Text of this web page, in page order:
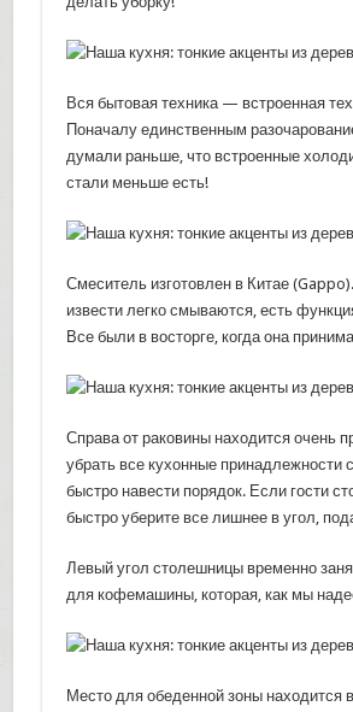
Вся бытовая техника — встроенная
Поначалу единственным
думали раньше, что встроенные
стали меньше есть!
Смеситель изготовлен в Китае
извести легко смываются, есть
Все были в восторге, когда она
Справа от раковины находится очень
убрать все кухонные принадлежности
быстро навести порядок. Если гости
быстро уберите все лишнее в угол,
Левый угол столешницы временно
для кофемашины, которая, как мы
Место для обеденной зоны находится